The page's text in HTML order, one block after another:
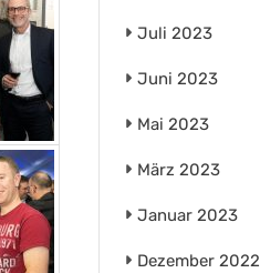
Juli 2023
Juni 2023
Mai 2023
März 2023
Januar 2023
Dezember 2022